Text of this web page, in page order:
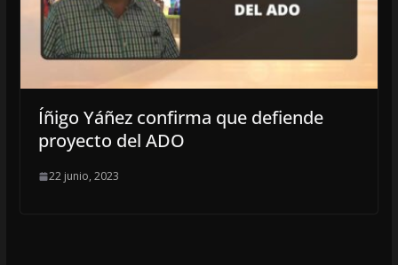
Íñigo Yáñez confirma que defiende
proyecto del ADO
22 junio, 2023